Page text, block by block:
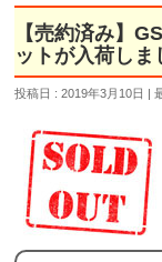
【売約済み】
ットが入荷しま
投稿日 : 2019年3月10日